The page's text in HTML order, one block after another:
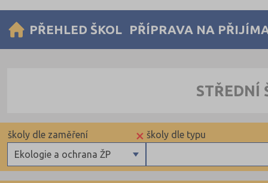
PŘEHLED ŠKOL PŘÍPRAVA NA
STŘEDNÍ
školy dle typu
×
Ekologie a ochrana ŽP
školy dle zaměření